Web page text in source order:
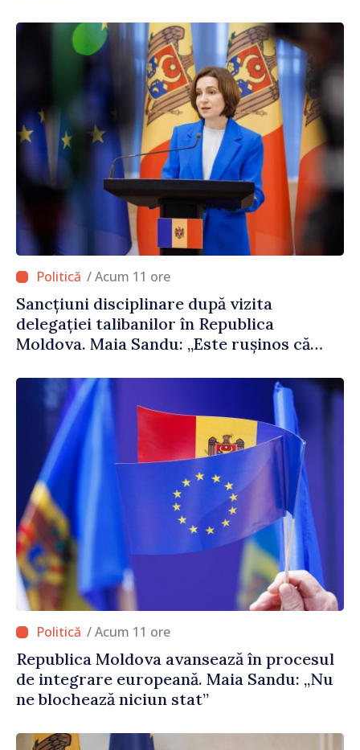
/ Acum 11 ore
Sancțiuni disciplinare după vizita
delegației talibanilor în Republica
Moldova. Maia Sandu: „Este rușinos că
politica statului”
/ Acum 11 ore
Republica Moldova avansează în procesul
de integrare europeană. Maia Sandu: „Nu
ne blochează niciun stat”